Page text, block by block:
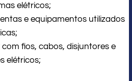
elétricos;
e equipamentos utilizados
com fios, cabos, disjuntores e
elétricos;